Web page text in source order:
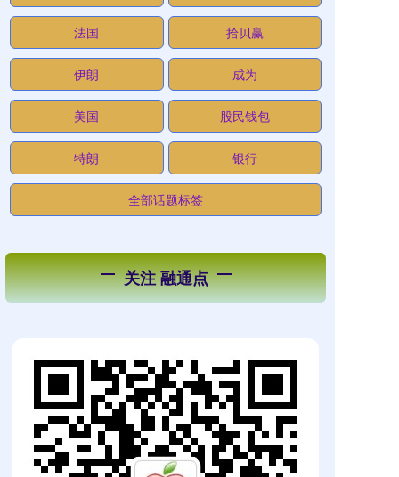
法国 拾贝赢
伊朗 成为
美国 股民钱包
特朗 银行
全部话题标签
关注 融通点